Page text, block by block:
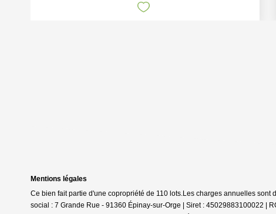
Mentions légales
Ce bien fait partie d'une copropriété de 110 lots.Les charges annuelles sont
social : 7 Grande Rue - 91360 Épinay-sur-Orge | Siret : 45029883100022 |